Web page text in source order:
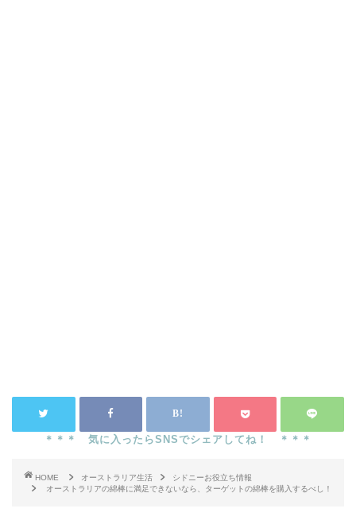
HOME オーストラリア生活
シドニーお役立ち情報
オーストラリアの綿棒に満足できないなら、ターゲットの綿棒を購入するべし！